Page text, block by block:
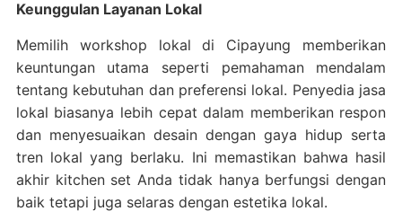
Keunggulan Layanan Lokal
Memilih workshop lokal di Cipayung memberikan
keuntungan utama seperti pemahaman mendalam
tentang kebutuhan dan preferensi lokal. Penyedia jasa
lokal biasanya lebih cepat dalam memberikan respon
dan menyesuaikan desain dengan gaya hidup serta
tren lokal yang berlaku. Ini memastikan bahwa hasil
akhir kitchen set Anda tidak hanya berfungsi dengan
baik tetapi juga selaras dengan estetika lokal.